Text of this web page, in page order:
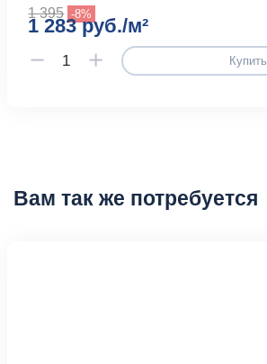
1 395 -8%
1 283 руб./м²
Купить
Вам так же потребуется